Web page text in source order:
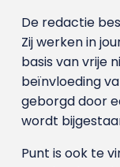
De redactie
Zij werken in
basis van vrije
beïnvloeding
geborgd door
wordt
Punt is ook te